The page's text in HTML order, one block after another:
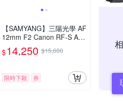
【SAMYANG】三陽光學 AF
12mm F2 Canon RF-S AP
S-C 自動對焦鏡頭 公司貨
$14,250 $15,000
限時下殺 券